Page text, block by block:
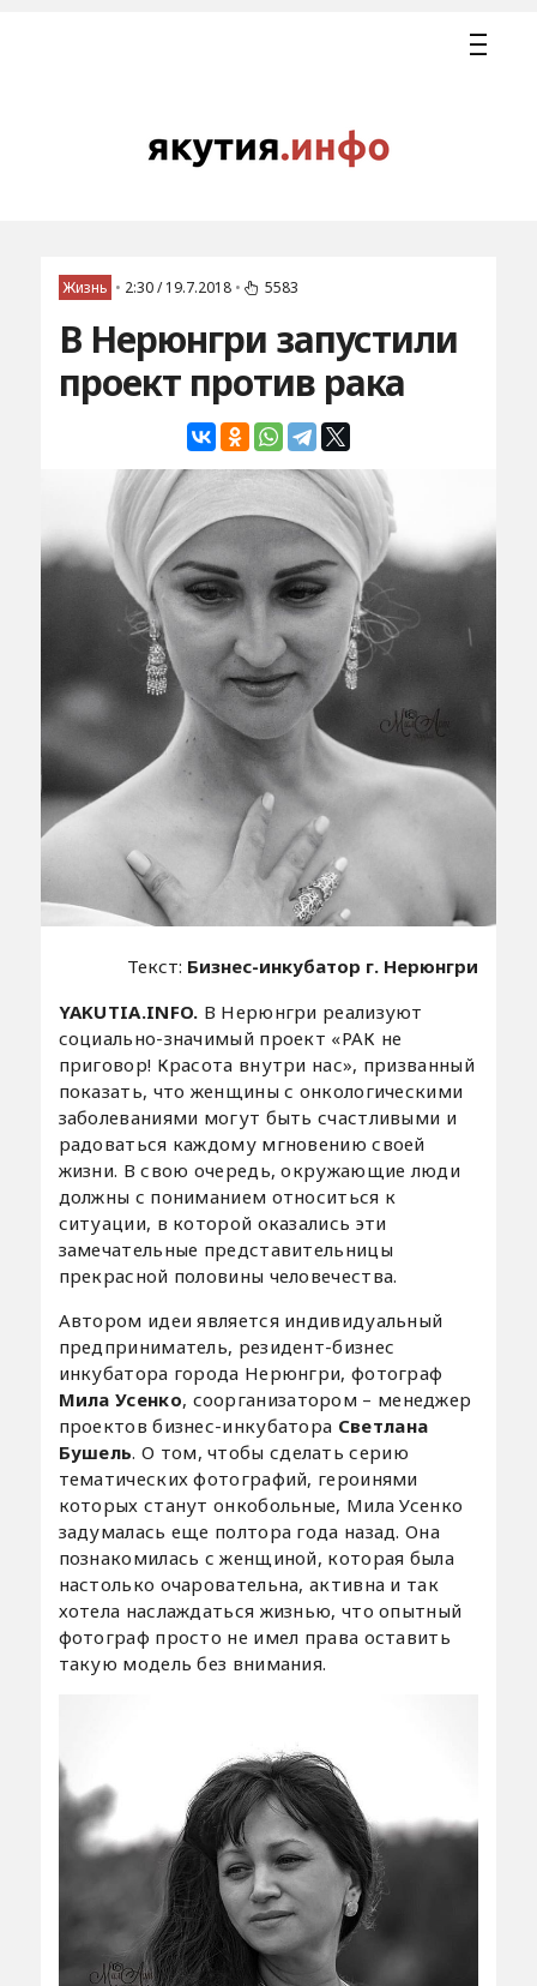
Жизнь • 2:30 / 19.7.2018 • 5583
В Нерюнгри запустили
проект против рака
Текст: Бизнес-инкубатор г. Нерюнгри
YAKUTIA.INFO. В Нерюнгри реализуют
социально-значимый проект «РАК не
приговор! Красота внутри нас», призванный
показать, что женщины с онкологическими
заболеваниями могут быть счастливыми и
радоваться каждому мгновению своей
жизни. В свою очередь, окружающие люди
должны с пониманием относиться к
ситуации, в которой оказались эти
замечательные представительницы
прекрасной половины человечества.
Автором идеи является индивидуальный
предприниматель, резидент-бизнес
инкубатора города Нерюнгри, фотограф
Мила Усенко, соорганизатором – менеджер
проектов бизнес-инкубатора Светлана
Бушель. О том, чтобы сделать серию
тематических фотографий, героинями
которых станут онкобольные, Мила Усенко
задумалась еще полтора года назад. Она
познакомилась с женщиной, которая была
настолько очаровательна, активна и так
хотела наслаждаться жизнью, что опытный
фотограф просто не имел права оставить
такую модель без внимания.